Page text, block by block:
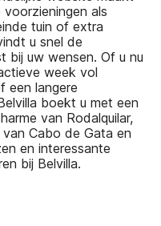
als
tuin of extra
u snel de
bij uw wensen. Of u nu
week vol
een langere
boekt u met een
van Rodalquilar,
Cabo de Gata en
en interessante
bij Belvilla.